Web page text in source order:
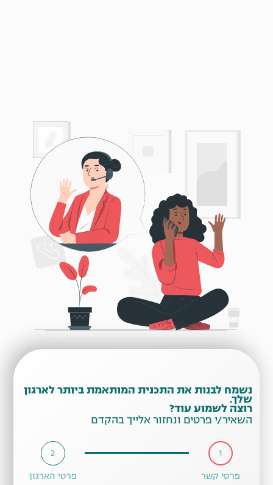
נשמח לבנות את התכנית המותאמת ביותר לארגון
שלך.
רוצה לשמוע עוד?
השאיר/י פרטים ונחזור אלייך בהקדם
1
פרטי קשר
2
פרטי הארגון